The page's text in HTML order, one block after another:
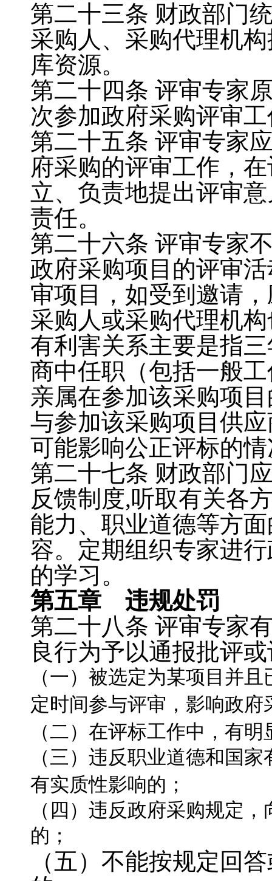
第二十三条 财政部门
采购人、采购代理机
库资源。
第二十四条 评审专家
次参加政府采购评审
第二十五条 评审专家
府采购的评审工作，
立、负责地提出评审
责任。
第二十六条 评审专家
政府采购项目的评审
审项目，如受到邀请
采购人或采购代理机
有利害关系主要是指
商中任职（包括一般
亲属在参加该采购项
与参加该采购项目供
可能影响公正评标的
第二十七条 财政部门
反馈制度,听取有关各
能力、职业道德等方
容。定期组织专家进
的学习。
第五章 违规处罚
第二十八条 评审专家
良行为予以通报批评
（一）被选定为某项目并
定时间参与评审，影响政府
（二）在评标工作中，有
（三）违反职业道德和国
有实质性影响的；
（四）违反政府采购规定
的；
（五）不能按规定回